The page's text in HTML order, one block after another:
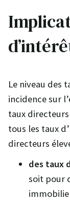
Le niveau des
incidence sur
taux
tous les taux
directeurs
des taux
soit pour